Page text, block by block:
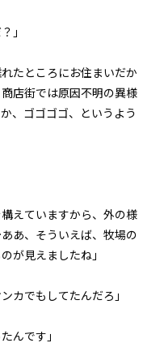
：Null
：すべてを食い尽くす
：そして誰も
」
たところにお住まいだか
店街では原因不明の異様
、ゴゴゴゴ、というよう
えていますから、外の様
あ、そういえば、牧場の
が見えましたね」
カでもしてたんだろ」
んです」